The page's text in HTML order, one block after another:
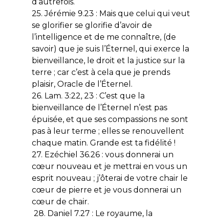
d’autrefois.
25. Jérémie 9.23 : Mais que celui qui veut
se glorifier se glorifie d’avoir de
l’intelligence et de me connaître, (de
savoir) que je suis l’Éternel, qui exerce la
bienveillance, le droit et la justice sur la
terre ; car c’est à cela que je prends
plaisir, Oracle de l’Éternel.
26. Lam. 3:22, 23 : C’est que la
bienveillance de l’Éternel n’est pas
épuisée, et que ses compassions ne sont
pas à leur terme ; elles se renouvellent
chaque matin. Grande est ta fidélité !
27. Ezéchiel 36.26 : vous donnerai un
cœur nouveau et je mettrai en vous un
esprit nouveau ; j’ôterai de votre chair le
cœur de pierre et je vous donnerai un
cœur de chair.
28. Daniel 7.27 : Le royaume, la